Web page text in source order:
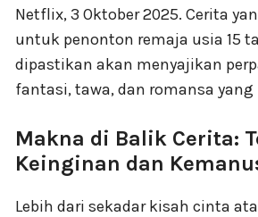
Netflix, 3 Oktober 2025. Cerita
untuk penonton remaja usia 15
dipastikan akan menyajikan
fantasi, tawa, dan romansa
Makna di Balik Cerita:
Keinginan dan
Lebih dari sekadar kisah cinta